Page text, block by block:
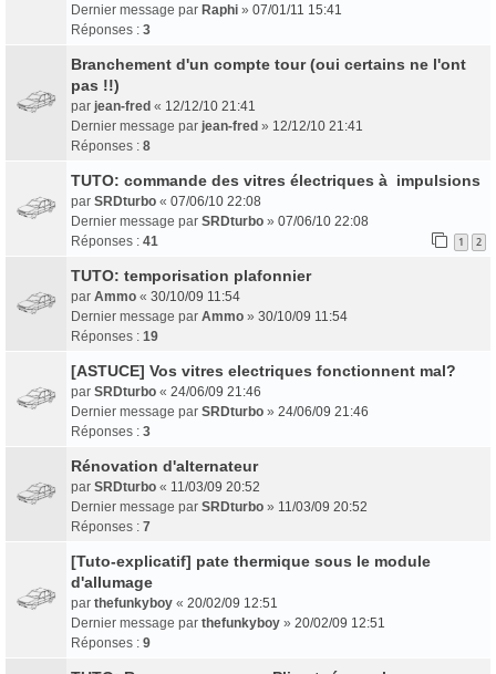
Dernier message par Raphi » 07/01/11 15:41
Réponses : 3
Branchement d'un compte tour (oui certains ne l'ont
pas !!)
par jean-fred « 12/12/10 21:41
Dernier message par jean-fred » 12/12/10 21:41
Réponses : 8
TUTO: commande des vitres électriques à impulsions
par SRDturbo « 07/06/10 22:08
Dernier message par SRDturbo » 07/06/10 22:08
Réponses : 41 1 2
TUTO: temporisation plafonnier
par Ammo « 30/10/09 11:54
Dernier message par Ammo » 30/10/09 11:54
Réponses : 19
[ASTUCE] Vos vitres electriques fonctionnent mal?
par SRDturbo « 24/06/09 21:46
Dernier message par SRDturbo » 24/06/09 21:46
Réponses : 3
Rénovation d'alternateur
par SRDturbo « 11/03/09 20:52
Dernier message par SRDturbo » 11/03/09 20:52
Réponses : 7
[Tuto-explicatif] pate thermique sous le module
d'allumage
par thefunkyboy « 20/02/09 12:51
Dernier message par thefunkyboy » 20/02/09 12:51
Réponses : 9